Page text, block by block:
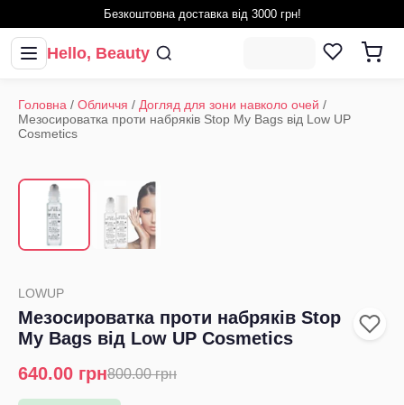
Безкоштовна доставка від 3000 грн!
Hello, Beauty
Головна / Обличчя / Догляд для зони навколо очей /
Мезосироватка проти набряків Stop My Bags від Low UP
Cosmetics
LOWUP
Мезосироватка проти набряків Stop
My Bags від Low UP Cosmetics
640.00 грн800.00грн